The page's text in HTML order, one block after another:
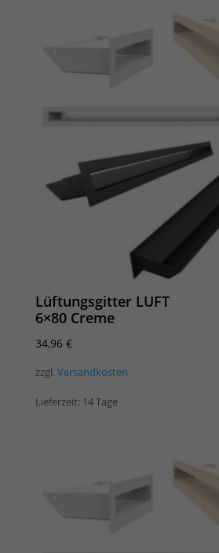
Lüftungsgitter LUFT
6×80 Creme
34,96 €
zzgl. Versandkosten
Lieferzeit: 14 Tage